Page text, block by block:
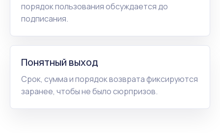
порядок пользования обсуждается до
подписания.
Понятный выход
Срок, сумма и порядок возврата фиксируются
заранее, чтобы не было сюрпризов.